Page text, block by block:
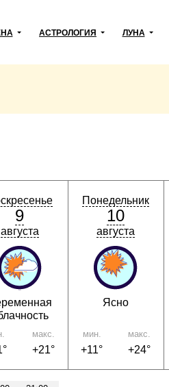
АСТРОЛОГИЯ ЛУНА
9
августа
макс.
+21°
Понедельник
10
августа
Ясно
мин.
+11°
макс.
+24°